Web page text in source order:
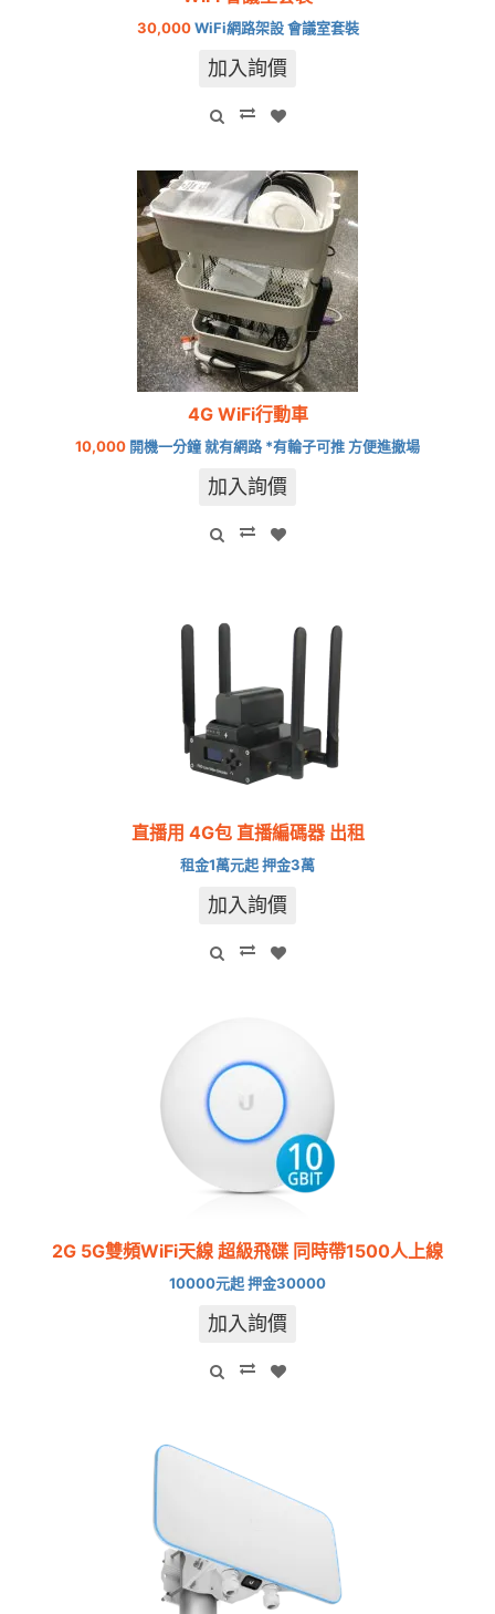
30,000WiFi網路架設 會議室套裝
加入詢價
4G WiFi行動車
10,000 開機一分鐘 就有網路 *有輪子可推 方便進撤場
加入詢價
直播用 4G包 直播編碼器 出租
租金1萬元起 押金3萬
加入詢價
2G 5G雙頻WiFi天線 超級飛碟 同時帶1500人上線
10000元起 押金30000
加入詢價